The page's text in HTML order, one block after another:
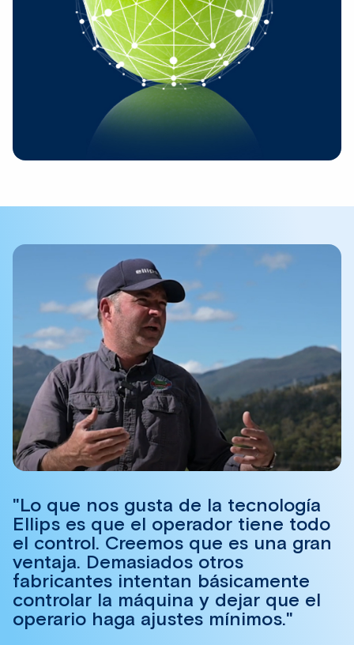
"Lo que nos gusta de la tecnología
Ellips es que el operador tiene todo
el control. Creemos que es una gran
ventaja. Demasiados otros
fabricantes intentan básicamente
controlar la máquina y dejar que el
operario haga ajustes mínimos."